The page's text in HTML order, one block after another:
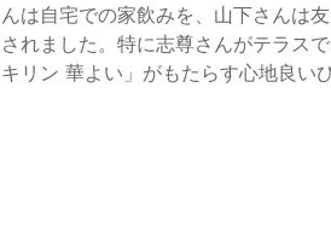
は自宅での家飲みを、山下さんは
れました。特に志尊さんがテラス
リン 華よい」がもたらす心地良い